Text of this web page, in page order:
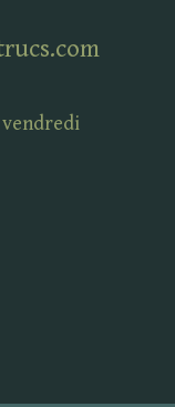
vendredi